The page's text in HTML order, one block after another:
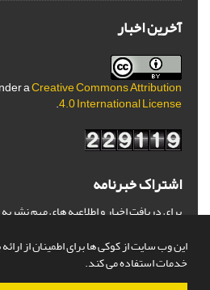
این وب سایت از کوکی ها برای اطمینان از
خدمات استفاده می کند.
آخرین اخبار
aCreative Commons Attribution
4.0 International License
.
اشتراک خبرنامه
برای دریافت اخبار و اطلاعیه های مهم